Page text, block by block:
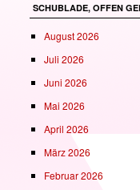
SCHUBLADE, OFFEN
August 2026
Juli 2026
Juni 2026
Mai 2026
April 2026
März 2026
Februar 2026